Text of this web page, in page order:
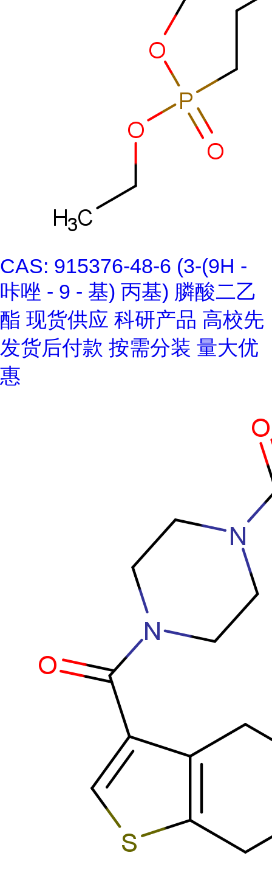
CAS: 915376-48-6 (3-(9H -
咔唑 - 9 - 基) 丙基) 膦酸二乙
酯 现货供应 科研产品 高校先
发货后付款 按需分装 量大优
惠